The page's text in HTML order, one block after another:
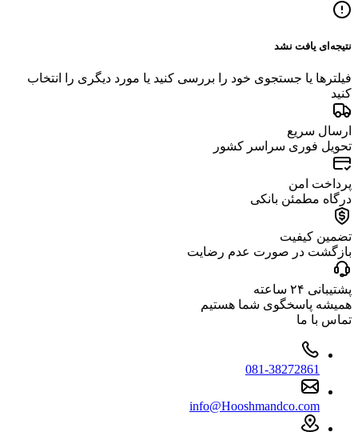
نتیجه‌ای یافت نشد
فیلترها یا جستجوی خود را بررسی کنید یا مورد دیگری را انتخاب
کنید
ارسال سریع
تحویل فوری سراسر کشور
پرداخت امن
درگاه مطمئن بانکی
تضمین کیفیت
بازگشت در صورت عدم رضایت
پشتیبانی ۲۴ ساعته
همیشه پاسخگوی شما هستیم
تماس با ما
081-38272861
info@Hooshmandco.com